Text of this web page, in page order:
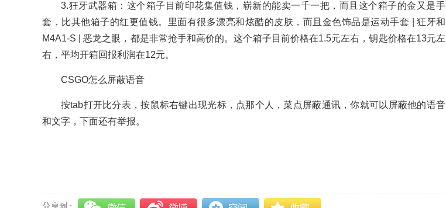
3.狂牙武器箱：这个箱子目前印花集值钱，崭新的能卖一千一把，而且这个箱子的金又是手
套，比其他箱子的红更值钱。里面有很多漂亮和炫酷的皮肤，而且金色饰品是运动手套 | 狂牙和
M4A1-S | 恶龙之眼，都是非常抢手和高价的。这个箱子目前价格在1.5元左右，钥匙价格在13元左
右，平均开箱回报利润在12元。
CSGO怎么屏蔽语音
按tab打开比分表，按鼠标右键出现光标，点那个人，菜点屏蔽通讯，你就可以屏蔽他的语音
和文字，下面还有举报。